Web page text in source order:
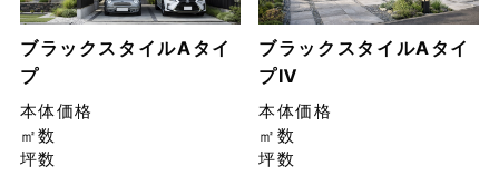
ブラックスタイルAタイ
プ
本体価格
㎡数
坪数
ブラックスタイルAタイ
プⅣ
本体価格
㎡数
坪数